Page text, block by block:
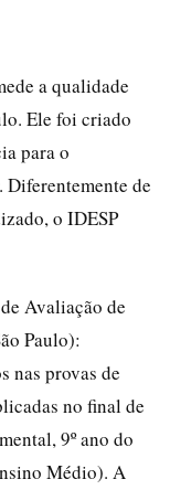
a qualidade
Ele foi criado
para o
Diferentemente de
o IDESP
Avaliação de
Paulo):
nas provas de
no final de
9º ano do
Médio). A